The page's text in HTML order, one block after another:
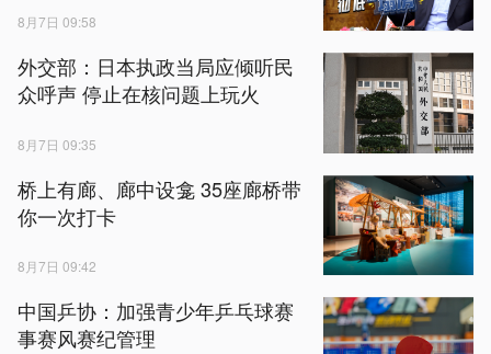
8月7日 09:58
外交部：日本执政当局应倾听民
众呼声 停止在核问题上玩火
8月7日 09:35
桥上有廊、廊中设龛 35座廊桥带
你一次打卡
8月7日 09:42
中国乒协：加强青少年乒乓球赛
事赛风赛纪管理